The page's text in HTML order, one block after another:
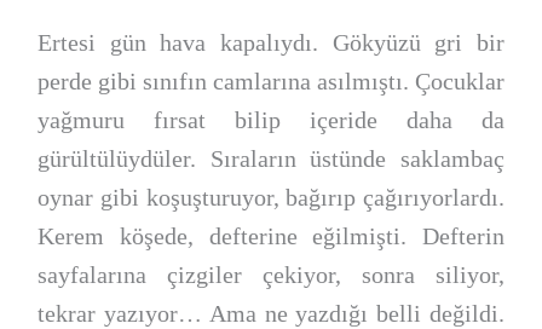
Ertesi gün hava kapalıydı. Gökyüzü gri bir
perde gibi sınıfın camlarına asılmıştı. Çocuklar
yağmuru fırsat bilip içeride daha da
gürültülüydüler. Sıraların üstünde saklambaç
oynar gibi koşuşturuyor, bağırıp çağırıyorlardı.
Kerem köşede, defterine eğilmişti. Defterin
sayfalarına çizgiler çekiyor, sonra siliyor,
tekrar yazıyor… Ama ne yazdığı belli değildi.